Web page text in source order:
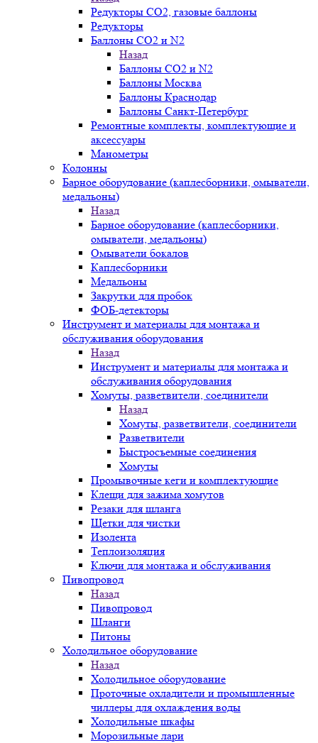
Редукторы СО2, газовые баллоны
Редукторы
Баллоны СО2 и N2
Назад
Баллоны СО2 и N2
Баллоны Москва
Баллоны Краснодар
Баллоны Санкт-Петербург
Ремонтные комплекты, комплектующие и
аксессуары
Манометры
Колонны
Барное оборудование (каплесборники, омыватели,
медальоны)
Назад
Барное оборудование (каплесборники,
омыватели, медальоны)
Омыватели бокалов
Каплесборники
Медальоны
Закрутки для пробок
ФОБ-детекторы
Инструмент и материалы для монтажа и
обслуживания оборудования
Назад
Инструмент и материалы для монтажа и
обслуживания оборудования
Хомуты, разветвители, соединители
Назад
Хомуты, разветвители, соединители
Разветвители
Быстросъемные соединения
Хомуты
Промывочные кеги и комплектующие
Клещи для зажима хомутов
Резаки для шланга
Щетки для чистки
Изолента
Теплоизоляция
Ключи для монтажа и обслуживания
Пивопровод
Назад
Пивопровод
Шланги
Питоны
Холодильное оборудование
Назад
Холодильное оборудование
Проточные охладители и промышленные
чиллеры для охлаждения воды
Холодильные шкафы
Морозильные лари